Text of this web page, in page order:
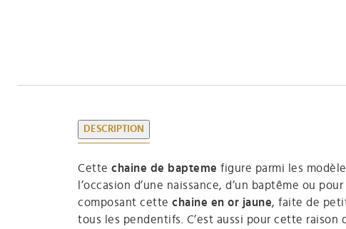
DESCRIPTION
Cette chaine de bapteme figure parmi les
l’occasion d’une naissance, d’un baptême ou
composant cette chaine en or jaune, faite de
tous les pendentifs. C’est aussi pour cette